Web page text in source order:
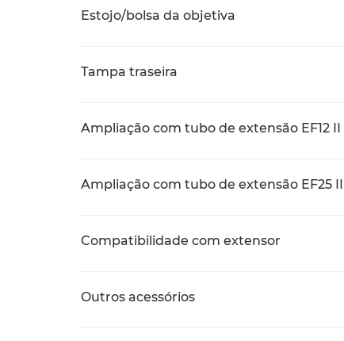
Estojo/bolsa da objetiva
Tampa traseira
Ampliação com tubo de extensão EF12 II
Ampliação com tubo de extensão EF25 II
Compatibilidade com extensor
Outros acessórios